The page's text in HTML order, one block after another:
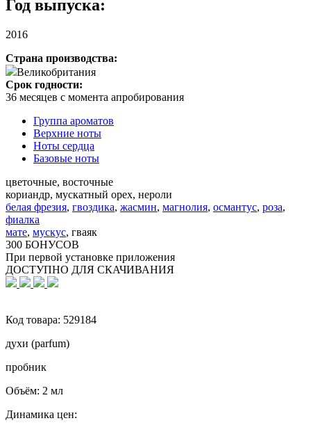
Год выпуска:
2016
Страна производства:
Великобритания
Срок годности:
36 месяцев с момента апробирования
Группа ароматов
Верхние ноты
Ноты сердца
Базовые ноты
цветочные, восточные
кориандр, мускатный орех, нероли
белая фрезия, гвоздика, жасмин, магнолия, османтус, роза,
фиалка
мате, мускус, гваяк
300 БОНУСОВ
При первой установке приложения
ДОСТУПНО ДЛЯ СКАЧИВАНИЯ
Код товара: 529184
духи (parfum)
пробник
Объём: 2 мл
Динамика цен: